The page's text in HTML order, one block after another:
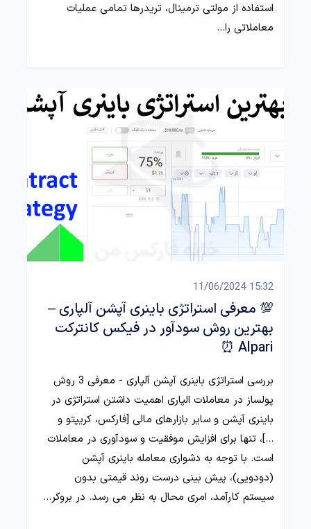
استفاده از مولتی ترمینال، تریدرها تمامی عملیات
معاملاتی را…
15:32 11/06/2024
💯 معرفی استراتژی باینری آپشن آلپاری –
بهترین روش سودآور در فیکس کانترکت
Alpari ⏰
بررسی استراتژی باینری آپشن آلپاری - معرفی 3 روش
پولساز در معاملات الپاری اهمیت داشتن استراتژی در
باینری آپشن و سایر بازارهای مالی [فارکس، کریپتو و
...]، تنها برای افزایش موفقیت و سودآوری در معاملات
است. با توجه به دشواری معامله باینری آپشن
(دودویی)، پیش بینی درست روند قیمتی بدون
سیستم کارآمد، امری محال به نظر می رسد. در بروکر…